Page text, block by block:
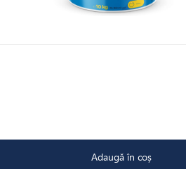
Adaugă în coș